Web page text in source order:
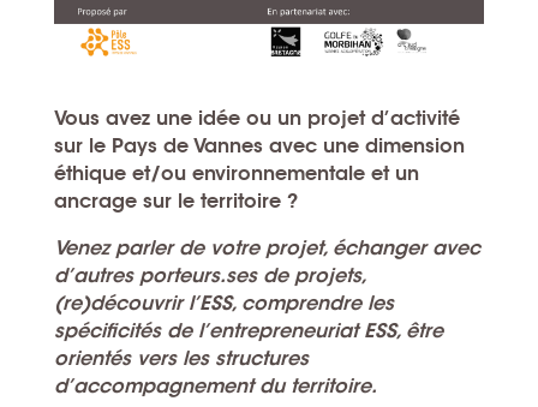
Vous avez une idée ou un projet d’activité
sur le Pays de Vannes avec une dimension
éthique et/ou environnementale et un
ancrage sur le territoire?
Venez parler de votre projet, échanger avec
d’autres porteurs.ses de projets,
(re)découvrir l’ESS, comprendre les
spécificités de l’entrepreneuriat ESS, être
orientés vers les structures
d’accompagnement du territoire.